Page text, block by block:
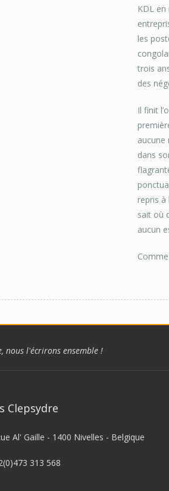
KDL
les
trois
des
Il finit
aucune
dans
repris à
sait où
aucun
nous l'écrirons ensemble !
Clepsydre
Al' Gaille - 1400 Nivelles - Belgique
313 568